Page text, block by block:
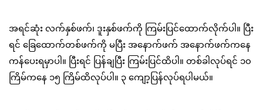
အရင်ဆုံး လက်နှစ်ဖက်၊ ဒူးနှစ်ဖက်ကို ကြမ်းပြင်ထောက်လိုက်ပါ။ ပြီး
ရင် ခြေထောက်တစ်ဖက်ကို မပြီး အနောက်ဖက် အနောက်ဖက်ကနေ
ကန်ပေးရမှာပါ။ ပြီးရင် ပြန်ချပြီး ကြမ်းပြင်ထိပါ။ တစ်ခါလုပ်ရင် ၁၀
ကြိမ်ကနေ ၁၅ ကြိမ်ထိလုပ်ပါ။ ၃ ကျော့ပြန်လုပ်ရပါမယ်။